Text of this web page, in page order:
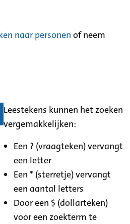
naar personen of neem
Leestekens kunnen het zoeken
vergemakkelijken:
Een ? (vraagteken) vervangt
een letter
Een * (sterretje) vervangt
een aantal letters
Door een $ (dollarteken)
voor een zoekterm te